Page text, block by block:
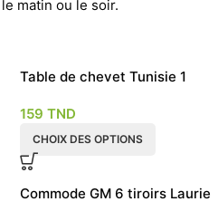
matin ou le soir.
Table de chevet Tunisie 1
159 TND
CHOIX DES OPTIONS
Commode GM 6 tiroirs Laurie